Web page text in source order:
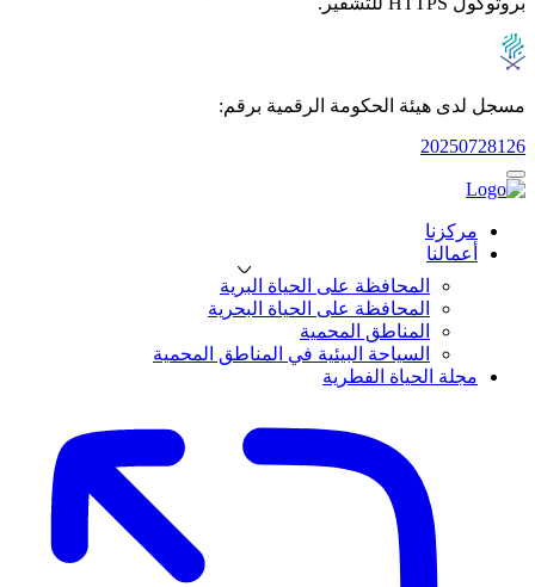
مسجل لدى هيئة الحكومة الرقمية برقم:
20250728126
مركزنا
أعمالنا
المحافظة على الحياة البرية
المحافظة على الحياة البحرية
المناطق المحمية
السياحة البيئية في المناطق المحمية
مجلة الحياة الفطرية